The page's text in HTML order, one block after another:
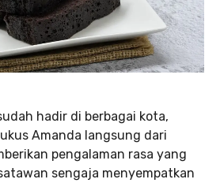
hadir di berbagai kota,
Amanda langsung dari
pengalaman rasa yang
sengaja menyempatkan